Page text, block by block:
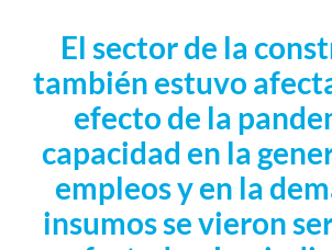
El sector de la
también estuvo
efecto de la
capacidad en la
empleos y en la
insumos se vieron